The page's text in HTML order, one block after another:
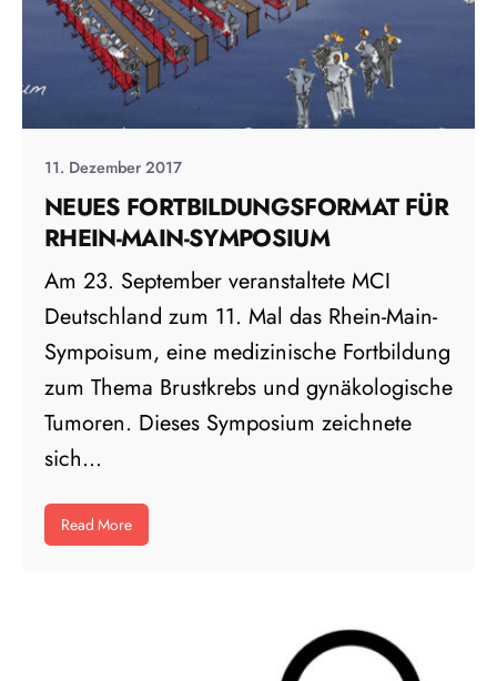
11. Dezember 2017
NEUES FORTBILDUNGSFORMAT FÜR
RHEIN-MAIN-SYMPOSIUM
Am 23. September veranstaltete MCI
Deutschland zum 11. Mal das Rhein-Main-
Sympoisum, eine medizinische Fortbildung
zum Thema Brustkrebs und gynäkologische
Tumoren. Dieses Symposium zeichnete
sich...
Read More